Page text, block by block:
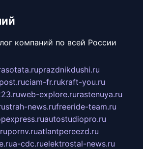
компаний по всей России
prazdnikdushi.ru
ciam-fr.rukraft-you.ru
web-explore.rurastenuya.ru
strah-news.rufreeride-team.ru
autostudiopro.ru
pornv.ruatlantpereezd.ru
a-cdc.ruelektrostal-news.ru